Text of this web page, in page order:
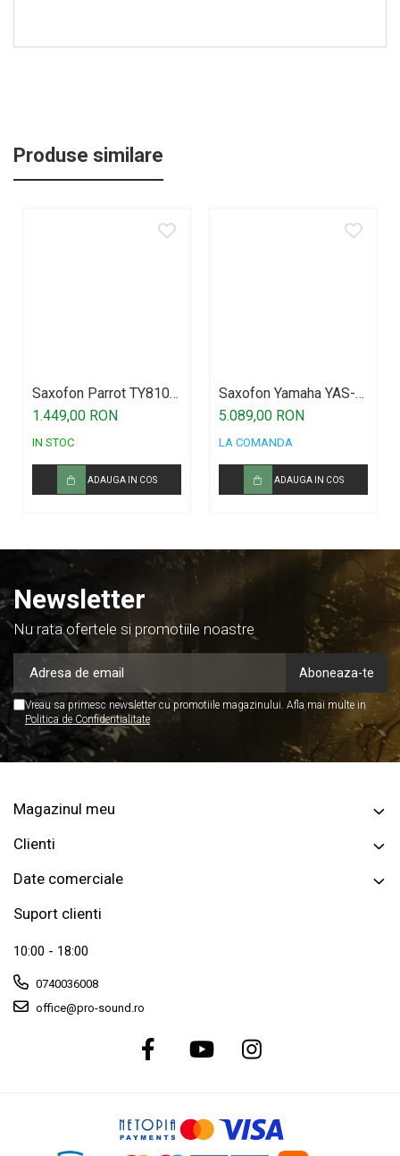
Produse similare
Saxofon Parrot TY810
Two-Tone Sax Alto
1.449,00 RON
IN STOC
ADAUGA IN COS
Saxofon Yamaha YAS-
280
5.089,00 RON
LA COMANDA
ADAUGA IN COS
Newsletter
Nu rata ofertele si promotiile noastre
Vreau sa primesc newsletter cu promotiile magazinului. Afla mai multe in
Politica de Confidentialitate
Magazinul meu
Clienti
Date comerciale
Suport clienti
10:00 - 18:00
0740036008
office@pro-sound.ro